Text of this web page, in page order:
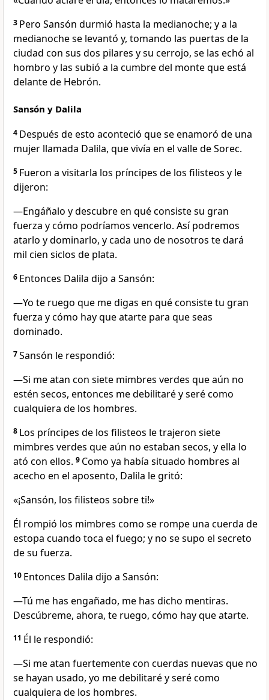
3 Pero Sansón durmió hasta la medianoche; y a la
medianoche se levantó y, tomando las puertas de la
ciudad con sus dos pilares y su cerrojo, se las echó al
hombro y las subió a la cumbre del monte que está
delante de Hebrón.
Sansón y Dalila
4 Después de esto aconteció que se enamoró de una
mujer llamada Dalila, que vivía en el valle de Sorec.
5 Fueron a visitarla los príncipes de los filisteos y le
dijeron:
—Engáñalo y descubre en qué consiste su gran
fuerza y cómo podríamos vencerlo. Así podremos
atarlo y dominarlo, y cada uno de nosotros te dará
mil cien siclos de plata.
6 Entonces Dalila dijo a Sansón:
—Yo te ruego que me digas en qué consiste tu gran
fuerza y cómo hay que atarte para que seas
dominado.
7Sansón le respondió:
—Si me atan con siete mimbres verdes que aún no
estén secos, entonces me debilitaré y seré como
cualquiera de los hombres.
8 Los príncipes de los filisteos le trajeron siete
mimbres verdes que aún no estaban secos, y ella lo
ató con ellos. 9 Como ya había situado hombres al
acecho en el aposento, Dalila le gritó:
«¡Sansón, los filisteos sobre ti!»
Él rompió los mimbres como se rompe una cuerda de
estopa cuando toca el fuego; y no se supo el secreto
de su fuerza.
10 Entonces Dalila dijo a Sansón:
—Tú me has engañado, me has dicho mentiras.
Descúbreme, ahora, te ruego, cómo hay que atarte.
11 Él le respondió:
—Si me atan fuertemente con cuerdas nuevas que no
se hayan usado, yo me debilitaré y seré como
cualquiera de los hombres.